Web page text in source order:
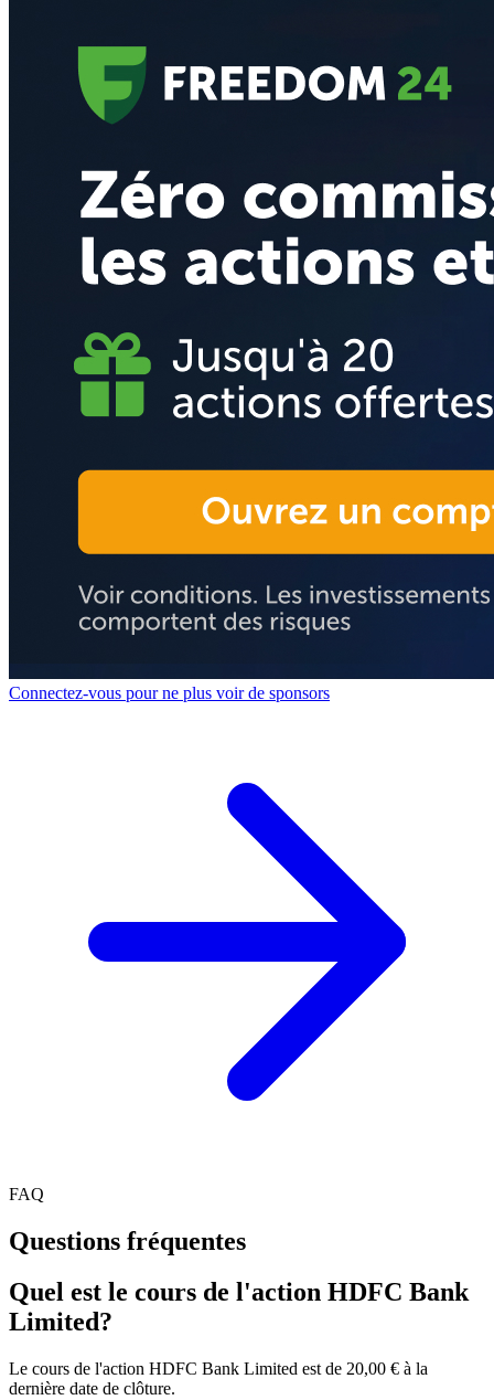
Connectez-vous pour ne plus voir de sponsors
FAQ
Questions fréquentes
Quel est le cours de l'action HDFC Bank
Limited?
Le cours de l'action HDFC Bank Limited est de 20,00 € à la
dernière date de clôture.